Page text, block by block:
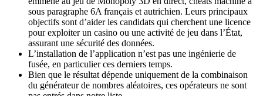
sous paragraphe 6A français et autrichien. Leurs principaux
objectifs sont d’aider les candidats qui cherchent une licence
pour exploiter un casino ou une activité de jeu dans l’État,
assurant une sécurité des données.
L’installation de l’application n’est pas une ingénierie de
fusée, en particulier ces derniers temps.
Bien que le résultat dépende uniquement de la combinaison
du générateur de nombres aléatoires, ces opérateurs ne sont